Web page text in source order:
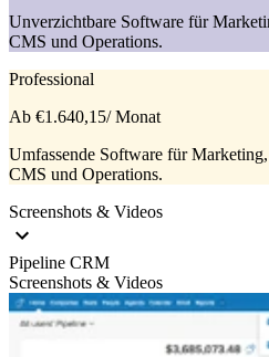
Unverzichtbare Software für
CMS und Operations.
Professional
Ab €1.640,15/ Monat
Umfassende Software für
CMS und Operations.
Screenshots & Videos
Pipeline CRM
Screenshots & Videos